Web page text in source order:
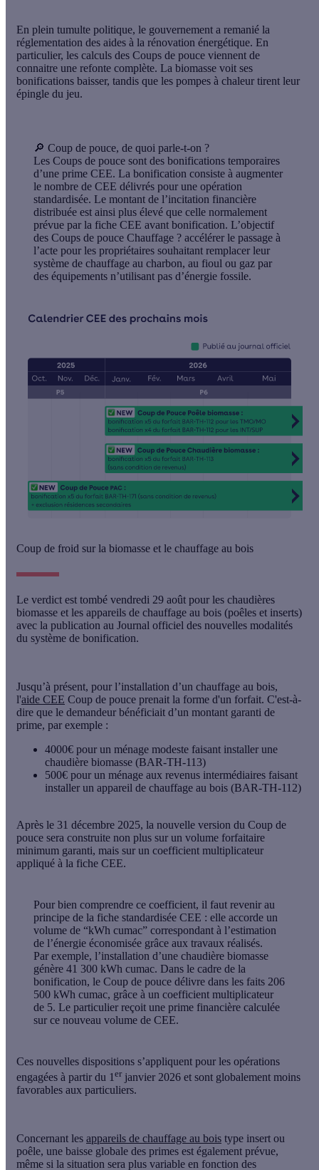
En plein tumulte politique, le gouvernement a remanié la
réglementation des aides à la rénovation énergétique. En
particulier, les calculs des Coups de pouce viennent de
connaitre une refonte complète. La biomasse voit ses
bonifications baisser, tandis que les pompes à chaleur tirent leur
épingle du jeu.
🔎 Coup de pouce, de quoi parle-t-on ?
Les Coups de pouce sont des bonifications temporaires
d’une prime CEE. La bonification consiste à augmenter
le nombre de CEE délivrés pour une opération
standardisée. Le montant de l’incitation financière
distribuée est ainsi plus élevé que celle normalement
prévue par la fiche CEE avant bonification. L’objectif
des Coups de pouce Chauffage ? accélérer le passage à
l’acte pour les propriétaires souhaitant remplacer leur
système de chauffage au charbon, au fioul ou gaz par
des équipements n’utilisant pas d’énergie fossile.
Coup de froid sur la biomasse et le chauffage au bois
Le verdict est tombé vendredi 29 août pour les chaudières
biomasse et les appareils de chauffage au bois (poêles et inserts)
avec la publication au Journal officiel des nouvelles modalités
du système de bonification.
Jusqu’à présent, pour l’installation d’un chauffage au bois,
l'aide CEE Coup de pouce prenait la forme d'un forfait. C'est-à-
dire que le demandeur bénéficiait d’un montant garanti de
prime, par exemple :
4000€ pour un ménage modeste faisant installer une
chaudière biomasse (BAR-TH-113)
500€ pour un ménage aux revenus intermédiaires faisant
installer un appareil de chauffage au bois (BAR-TH-112)
Après le 31 décembre 2025, la nouvelle version du Coup de
pouce sera construite non plus sur un volume forfaitaire
minimum garanti, mais sur un coefficient multiplicateur
appliqué à la fiche CEE.
Pour bien comprendre ce coefficient, il faut revenir au
principe de la fiche standardisée CEE : elle accorde un
volume de “kWh cumac” correspondant à l’estimation
de l’énergie économisée grâce aux travaux réalisés.
Par exemple, l’installation d’une chaudière biomasse
génère 41 300 kWh cumac. Dans le cadre de la
bonification, le Coup de pouce délivre dans les faits 206
500 kWh cumac, grâce à un coefficient multiplicateur
de 5. Le particulier reçoit une prime financière calculée
sur ce nouveau volume de CEE.
Ces nouvelles dispositions s’appliquent pour les opérations
engagées à partir du 1 er janvier 2026 et sont globalement moins
favorables aux particuliers.
Concernant les appareils de chauffage au bois type insert ou
poêle, une baisse globale des primes est également prévue,
même si la situation sera plus variable en fonction des